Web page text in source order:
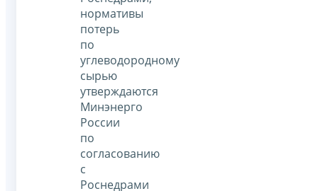
нормативы
потерь
по
углеводородному
сырью
утверждаются
Минэнерго
России
по
согласованию
с
Роснедрами